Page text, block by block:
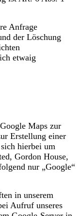
Anfrage
der Löschung
etwaig
Maps zur
Erstellung einer
hierbei um
Gordon House,
nur „Google“
in unserem
Aufruf unseres